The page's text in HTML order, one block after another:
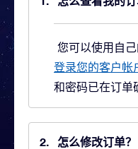
您可以使用自
登录您的客户帐
和密码已在订单
怎么修改订单？